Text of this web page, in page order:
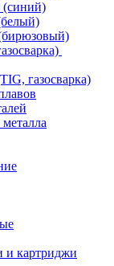
газосварка)
и картриджи